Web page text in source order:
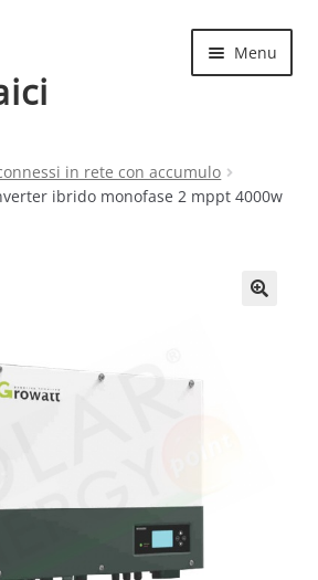
Menu
in rete con accumulo
ibrido monofase 2 mppt 4000w